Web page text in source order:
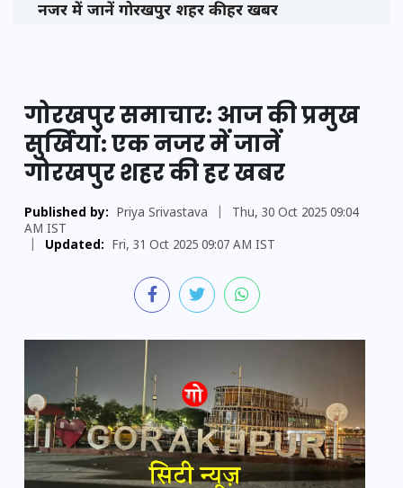
नजर में जानें गोरखपुर शहर की हर खबर
गोरखपुर समाचार: आज की प्रमुख
सुर्खियां: एक नजर में जानें
गोरखपुर शहर की हर खबर
Published by: Priya Srivastava
Thu, 30 Oct 2025 09:04
AM IST
Updated: Fri, 31 Oct 2025 09:07 AM IST